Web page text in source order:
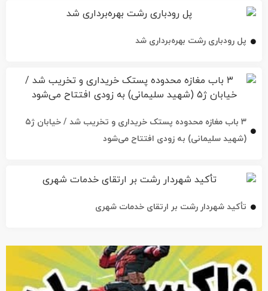
پل رودباری رشت بهره‌برداری شد
۳ باب مغازه محدوده پستک خریداری و تخریب شد / خیابان ژ۵
(شهید سلیمانی) به زودی افتتاح می‌شود
تأکید شهردار رشت بر ارتقای خدمات شهری